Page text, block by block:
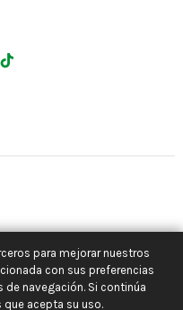
para mejorar nuestros
con sus preferencias
navegación. Si continúa
acepta su uso.